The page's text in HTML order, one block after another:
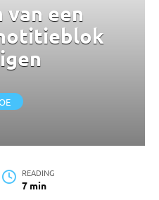
van een
READING
7 min